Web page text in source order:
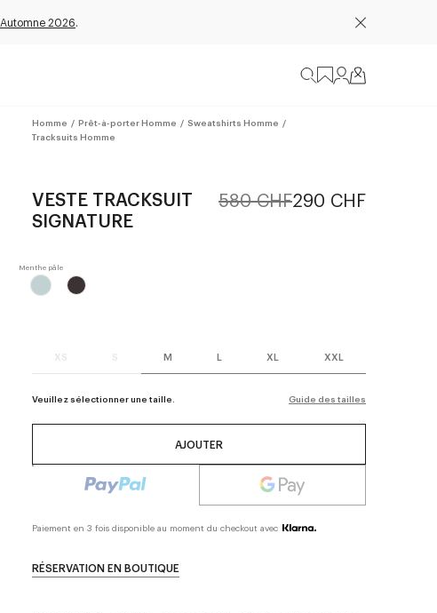
Automne 2026.
Homme / Prêt-à-porter Homme / Sweatshirts Homme /
Tracksuits Homme
VESTE TRACKSUIT
SIGNATURE
580 CHF290 CHF
XS S M L XL XXL
Veuillez sélectionner une taille. Guide des tailles
AJOUTER
Paiement en 3 fois disponible au moment du checkout avec
RÉSERVATION EN BOUTIQUE